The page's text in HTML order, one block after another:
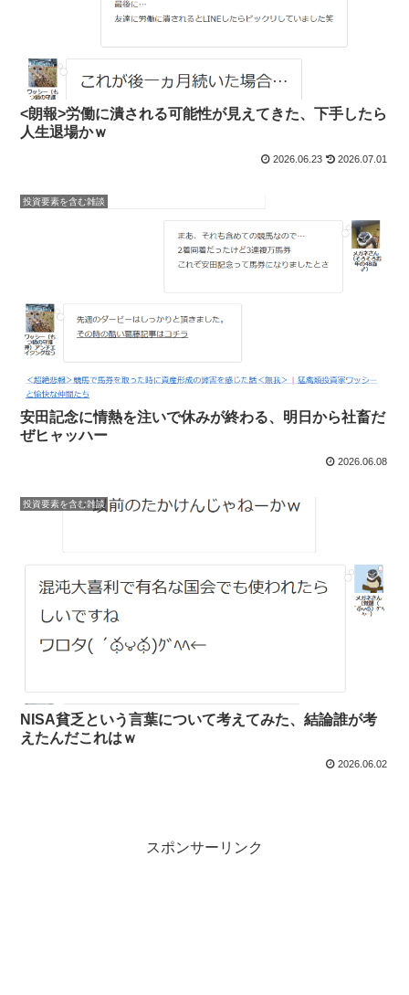
<朗報>労働に潰される可能性が見えてきた、下手したら
人生退場かｗ
2026.06.23 2026.07.01
投資要素を含む雑談
安田記念に情熱を注いで休みが終わる、明日から社畜だ
ぜヒャッハー
2026.06.08
投資要素を含む雑談
NISA貧乏という言葉について考えてみた、結論誰が考
えたんだこれはｗ
2026.06.02
スポンサーリンク